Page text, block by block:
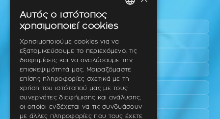
Πυλαία
Τριάδι
Νέο Ρύσιο
Επανομή
Περαία
Καλαμαριά
Πανόραμα
Αυτός ο ιστότοπος
χρησιμοποιεί cookies
Χρησιμοποιούμε cookies για να
εξατομικεύσουμε το περιεχόμενο, τις
διαφημίσεις και να αναλύσουμε την
επισκεψιμότητά μας. Μοιραζόμαστε
επίσης πληροφορίες σχετικά με τη
χρήση του ιστότοπού μας με τους
συνεργάτες διαφήμισης και ανάλυσης,
οι οποίοι ενδέχεται να τις συνδυάσουν
με άλλες πληροφορίες που τους έχετε